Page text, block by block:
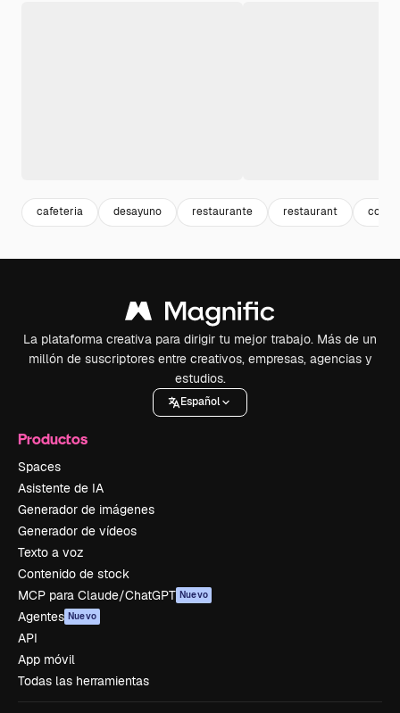
cafeteria desayuno restaurante restaurant
La plataforma creativa para dirigir tu mejor trabajo. Más de un
millón de suscriptores entre creativos, empresas, agencias y
estudios.
Español
Productos
Spaces
Asistente de IA
Generador de imágenes
Generador de vídeos
Texto a voz
Contenido de stock
MCP para Claude/ChatGPT Nuevo
Agentes Nuevo
API
App móvil
Todas las herramientas